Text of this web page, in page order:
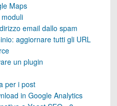
Maps
email dallo spam
aggiornare tutti gli URL
un plugin
per i post
in Google Analytics